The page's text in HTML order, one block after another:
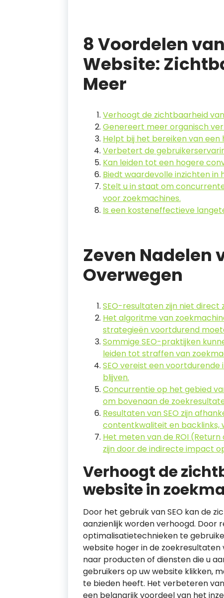
8 Voordelen
Website:
Meer
Verhoogt de zichtbaarheid
Genereert meer organisch
Helpt bij het bereiken van
Verbetert de
Kan leiden tot een hogere
Biedt waardevolle inzichten in
Stelt u in staat om
voor zoekmachines.
Is een kosteneffectieve
Zeven Nadelen
Overwegen
SEO-resultaten zijn niet
Het algoritme van
strategieën voortdurend
Sommige SEO-praktijken
leiden tot straffen van
SEO vereist een
blijven.
Concurrentie op het gebied
om bovenaan de
Resultaten van SEO zijn
contentkwaliteit en backlinks,
Het meten van de ROI
zijn door de indirecte impact
Verhoogt de
website in
Door het gebruik van SEO kan de
aanzienlijk worden verhoogd. Door
optimalisatietechnieken te
website hoger in de
naar producten of diensten die u
gebruikers op uw website klikken,
te bieden heeft. Het verbeteren
een belangrijk voordeel van het